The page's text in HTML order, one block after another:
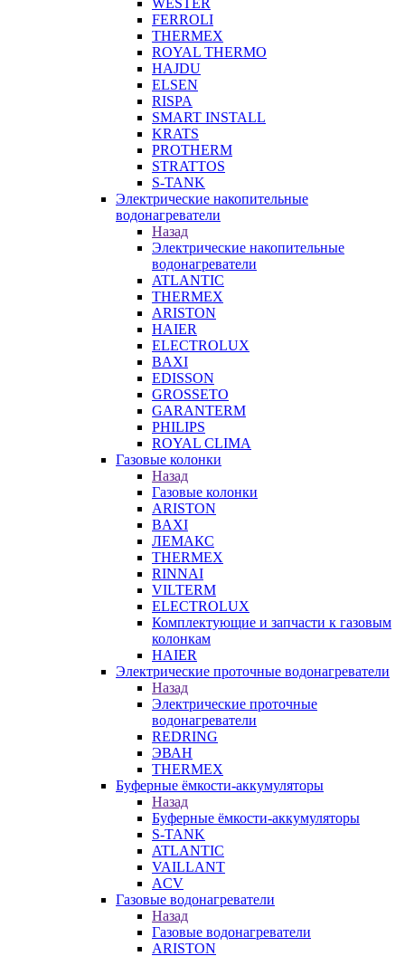
WESTER
FERROLI
THERMEX
ROYAL THERMO
HAJDU
ELSEN
RISPA
SMART INSTALL
KRATS
PROTHERM
STRATTOS
S-TANK
Электрические накопительные
водонагреватели
Назад
Электрические накопительные
водонагреватели
ATLANTIC
THERMEX
ARISTON
HAIER
ELECTROLUX
BAXI
EDISSON
GROSSETO
GARANTERM
PHILIPS
ROYAL CLIMA
Газовые колонки
Назад
Газовые колонки
ARISTON
BAXI
ЛЕМАКС
THERMEX
RINNAI
VILTERM
ELECTROLUX
Комплектующие и запчасти к газовым
колонкам
HAIER
Электрические проточные водонагреватели
Назад
Электрические проточные
водонагреватели
REDRING
ЭВАН
THERMEX
Буферные ёмкости-аккумуляторы
Назад
Буферные ёмкости-аккумуляторы
S-TANK
ATLANTIC
VAILLANT
ACV
Газовые водонагреватели
Назад
Газовые водонагреватели
ARISTON